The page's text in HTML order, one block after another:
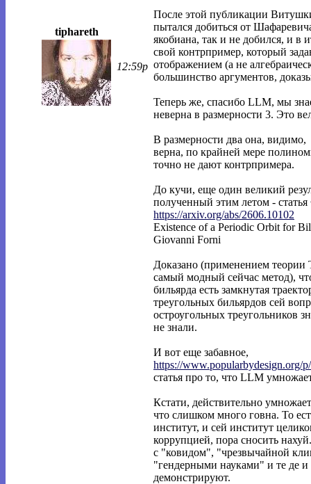
tiphareth
12:59p
После этой публикации
пытался добиться от
якобиана, так и не добился, и в
свой контрпример, который
отображением (а не
большинство аргументов,
Теперь же, спасибо LLM, мы
неверна в размерности 3. Это
В размерности два она, видимо,
верна, по крайней мере
точно не дают контрпримера.
До кучи, еще один великий
полученный этим летом -
https://arxiv.org/abs/2606.10102
Existence of a Periodic Orbit for
Giovanni Forni
Доказано (применением теории
самый модный сейчас метод),
бильярда есть замкнутая
треугольных бильярдов сей
остроугольных треугольников
не знали.
И вот еще забавное,
https://www.popularbydesign.org/
статья про то, что LLM
Кстати, действительно
что слишком много говна. То
институт, и сей институт
коррупцией, пора сносить
с "ковидом", "чрезвычайной
"гендерными науками" и те де и
демонстрируют.